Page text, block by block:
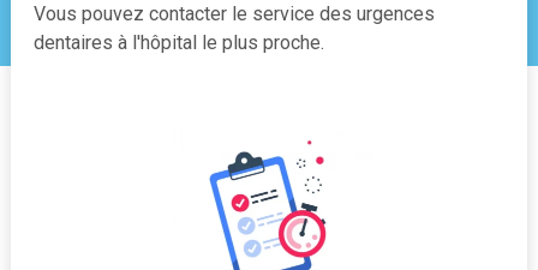
Vous pouvez contacter le service des urgences
dentaires à l'hôpital le plus proche.